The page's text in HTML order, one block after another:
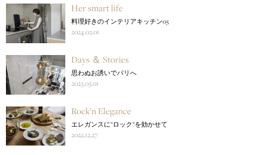
Her smart life
料理好きのインテリアキッチン05
2024.02.01
Days ＆ Stories
思わぬお誘いでパリへ
2023.03.01
Rock’n Elegance
エレガンスに’’ロック’’を効かせて
2022.12.27